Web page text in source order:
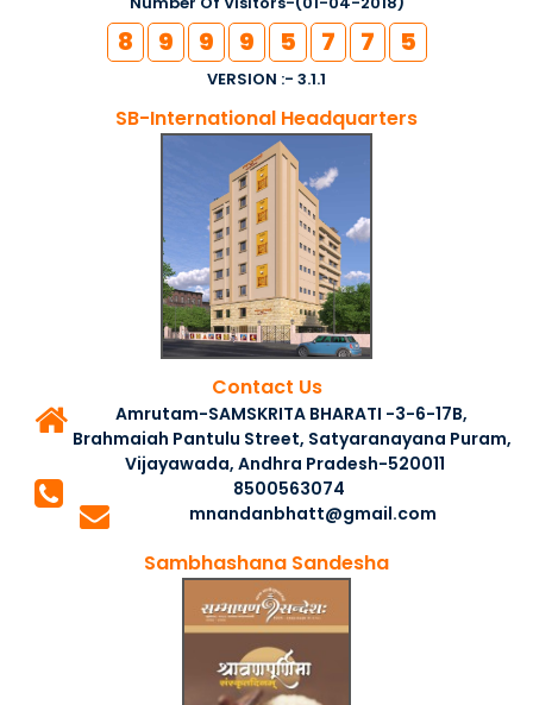
8 9 9 9 5 7 7 5
VERSION :- 3.1.1
SB-International Headquarters
Contact Us
Amrutam-SAMSKRITA BHARATI -3-6-17B,
Brahmaiah Pantulu Street, Satyaranayana Puram,
Vijayawada, Andhra Pradesh-520011
8500563074
mnandanbhatt@gmail.com
Sambhashana Sandesha